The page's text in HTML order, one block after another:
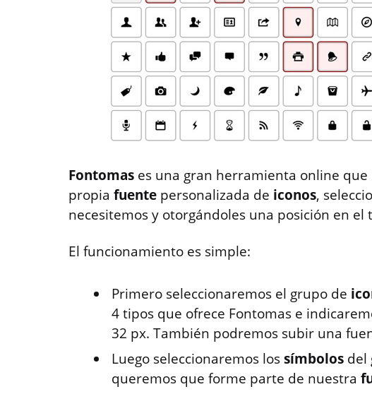
Fontomas es una gran herramienta online
propia fuente personalizada de iconos,
necesitemos y otorgándoles una posición en el
El funcionamiento es simple:
Primero seleccionaremos el grupo de
4 tipos que ofrece Fontomas e
32 px. También podremos subir una
Luego seleccionaremos lossímbolos del
queremos que forme parte de nuestra